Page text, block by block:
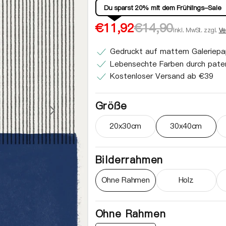
Du sparst 20% mit dem Frühlings-Sale
Verkaufspreis
€11,92
Normaler€14,90inkl. MwSt. zzgl.
Gedruckt auf mattem
Lebensechte Farben durch
Kostenloser Versand ab €39
Größe
20x30cmVariante ausverkauft oder
30x40cm
Variante
Bilderrahmen
Ohne RahmenVariante ausverkauft oder
HolzVariante
Ohne Rahmen